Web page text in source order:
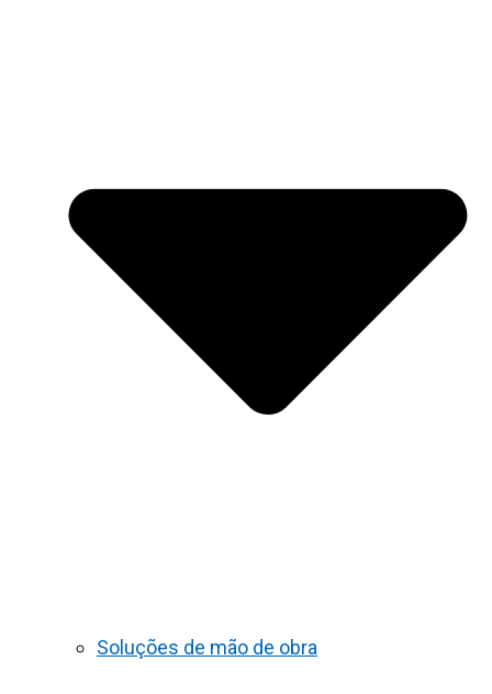
Soluções de mão de obra